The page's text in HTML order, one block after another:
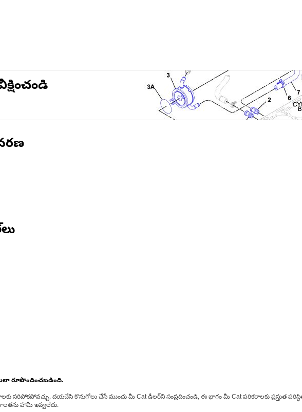
రూపొందించబడింది.
దయచేసి కొనుగోలు చేసే ముందు మీ Cat డీలర్‌ని సంప్రదించండి, ఈ భాగం మీ Cat పరికరాలకు ప్రస్తుత
హామీ ఇవ్వలేదు.